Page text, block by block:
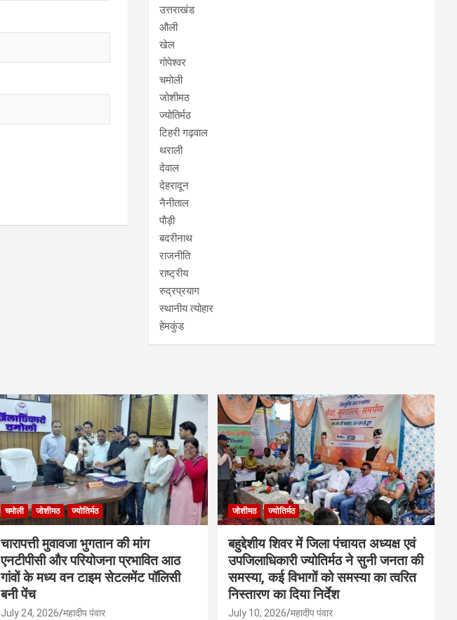
उत्तराखंड
औली
खेल
गोपेश्वर
चमोली
जोशीमठ
ज्योतिर्मठ
टिहरी गढ़वाल
थराली
देवाल
देहरादून
नैनीताल
पौड़ी
बदरीनाथ
राजनीति
राष्ट्रीय
रुद्रप्रयाग
स्थानीय त्योहार
हेमकुंड
चमोली जोशीमठ ज्योतिर्मठ
चारापत्ती मुवावजा भुगतान की मांग
एनटीपीसी और परियोजना प्रभावित आठ
गांवों के मध्य वन टाइम सेटलमेंट पॉलिसी
बनी पेंच
July 24, 2026 महादीप पंवार
जोशीमठ ज्योतिर्मठ
बहुद्देशीय शिवर में जिला पंचायत अध्यक्ष एवं
उपजिलाधिकारी ज्योतिर्मठ ने सुनी जनता की
समस्या, कई विभागों को समस्या का त्वरित
निस्तारण का दिया निर्देश
July 10, 2026 महादीप पंवार